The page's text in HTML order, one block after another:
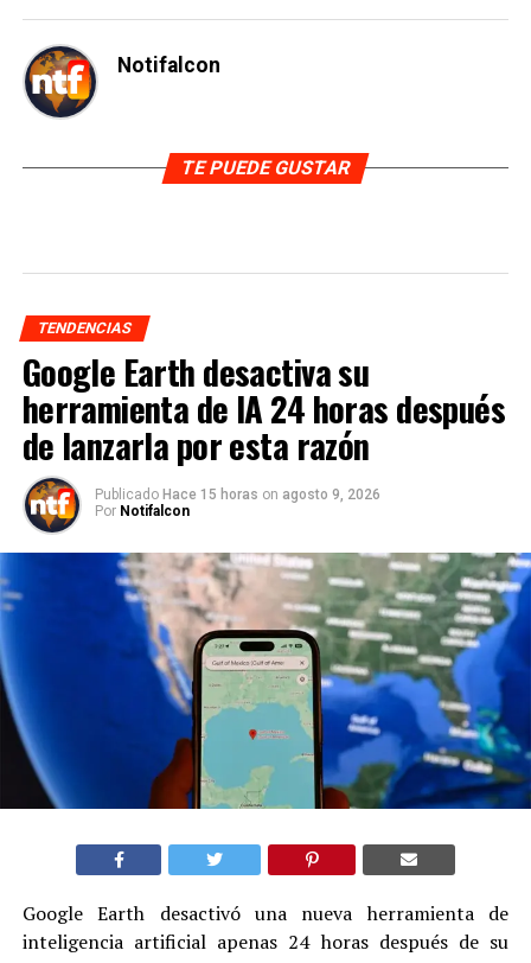
Notifalcon
TE PUEDE GUSTAR
TENDENCIAS
Google Earth desactiva su
herramienta de IA 24 horas después
de lanzarla por esta razón
Publicado Hace 15 horas on agosto 9, 2026
Por Notifalcon
Google Earth desactivó una nueva herramienta de
inteligencia artificial apenas 24 horas después de su